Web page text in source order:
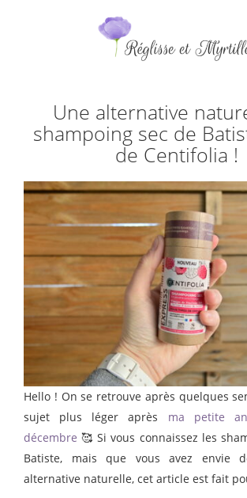
Une alternative
shampoing sec de
de Centifolia !
Hello ! On se retrouve après quelques
sujet plus léger après ma petite
décembre 🥰 Si vous connaissez les
Batiste, mais que vous avez envie
alternative naturelle, cet article est fait